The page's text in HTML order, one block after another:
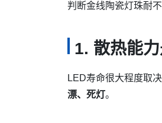
判断金线陶瓷灯珠耐
1. 散热能
LED寿命很大程度取
漂、死灯。